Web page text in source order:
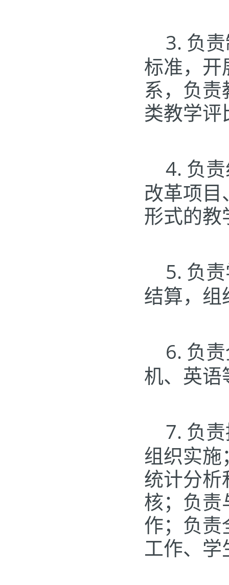
3. 负
标准，开
系，负
类教学
4. 负
改革项
形式的教
5. 负
结算，组
6. 负
机、英语
7. 负
组织实施
统计分析
核；负责
作；负责
工作、